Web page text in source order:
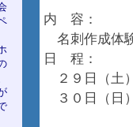
内 容：
名刺作成体
日 程：
２９日（土
３０日（日